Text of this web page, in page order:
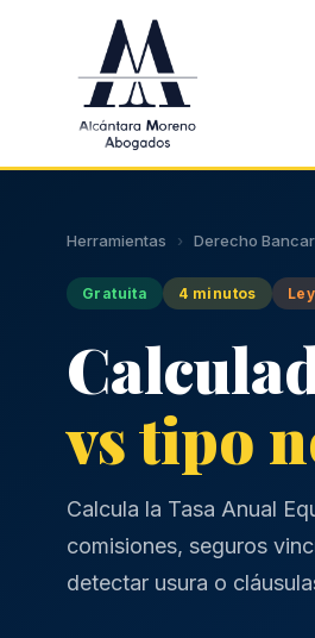
Herramientas › Derecho
Gratuita 4 minutos
vs tipo
Calcula la Tasa Anual
comisiones, seguros
detectar usura o